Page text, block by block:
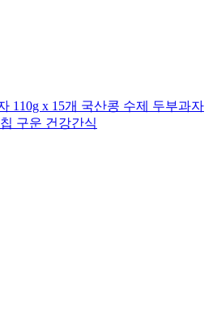
110g x 15개 국산콩 수제 두부과자
구운 건강간식